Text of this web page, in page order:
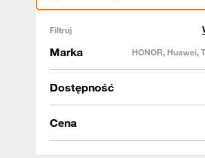
Filtruj
Marka HONOR, Huawei,
Dostępność
Cena